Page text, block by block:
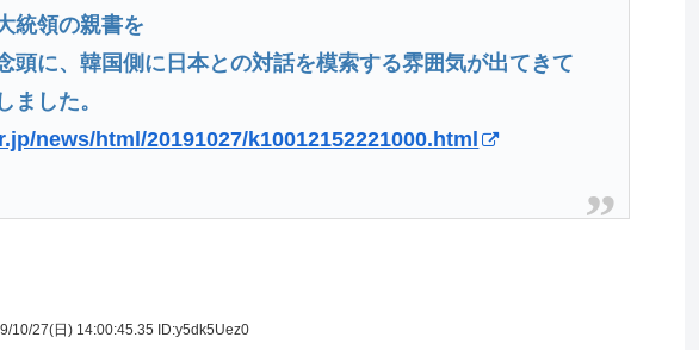
統領の親書を
頭に、韓国側に日本との対話を模索する雰囲気が出てきて
ました。
news/html/20191027/k10012152221000.html
10/27(日) 14:00:45.35 ID:y5dk5Uez0